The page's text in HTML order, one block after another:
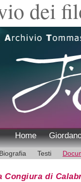
dei
Home
Biografia Testi
Congiura di